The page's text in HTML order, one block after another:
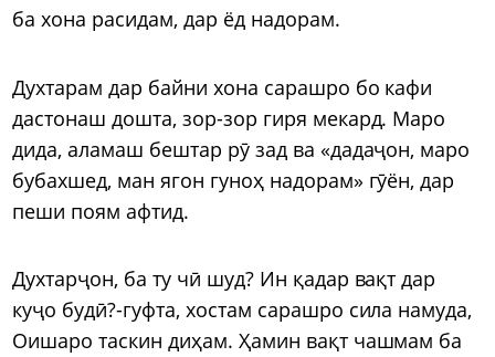
ба хона расидам, дар ёд надорам.
Духтарам дар байни хона сарашро бо кафи
дастонаш дошта, зор-зор гиря мекард. Маро
дида, аламаш бештар рӯ зад ва «дадаҷон, маро
бубахшед, ман ягон гуноҳ надорам» гӯён, дар
пеши поям афтид.
Духтарҷон, ба ту чӣ шуд? Ин қадар вақт дар
куҷо будӣ?-гуфта, хостам сарашро сила намуда,
Оишаро таскин диҳам. Ҳамин вақт чашмам ба